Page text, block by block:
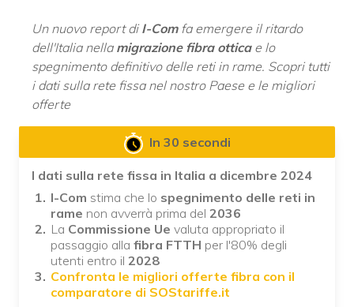
Un nuovo report diI-Comfa emergere il ritardo
dell'Italia nella migrazione fibra otticae lo
spegnimento definitivo delle reti in rame. Scopri tutti
i dati sulla rete fissa nel nostro Paese e le migliori
offerte
In 30 secondi
I dati sulla rete fissa in Italia a dicembre 2024
I-Com stima che lo spegnimento delle reti in
rame non avverrà prima del 2036
La Commissione Ue valuta appropriato il
passaggio alla fibra FTTH per l'80% degli
utenti entro il 2028
Confronta le migliori offerte fibra con il
comparatore di SOStariffe.it